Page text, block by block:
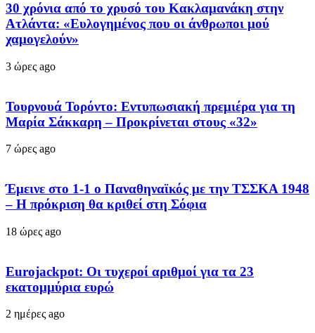
30 χρόνια από το χρυσό του Κακλαμανάκη στην
Ατλάντα: «Ευλογημένος που οι άνθρωποι μού
χαμογελούν»
3 ώρες ago
Τουρνουά Τορόντο: Εντυπωσιακή πρεμιέρα για τη
Μαρία Σάκκαρη – Προκρίνεται στους «32»
7 ώρες ago
Έμεινε στο 1-1 ο Παναθηναϊκός με την ΤΣΣΚΑ 1948
– Η πρόκριση θα κριθεί στη Σόφια
18 ώρες ago
Eurojackpot: Οι τυχεροί αριθμοί για τα 23
εκατoμμύρια ευρώ
2 ημέρες ago